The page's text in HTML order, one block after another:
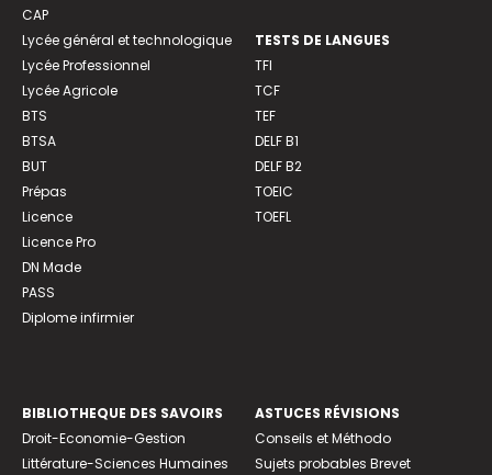
CAP
Lycée général et technologique
Lycée Professionnel
Lycée Agricole
BTS
BTSA
BUT
Prépas
Licence
Licence Pro
DN Made
PASS
Diplome infirmier
TESTS DE LANGUES
TFI
TCF
TEF
DELF B1
DELF B2
TOEIC
TOEFL
BIBLIOTHEQUE DES SAVOIRS
Droit-Economie-Gestion
Littérature-Sciences Humaines
ASTUCES RÉVISIONS
Conseils et Méthodo
Sujets probables Brevet